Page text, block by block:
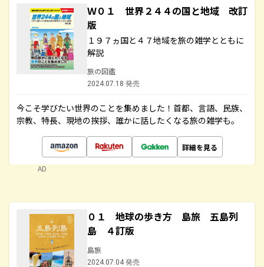
Ｗ０１ 世界２４４の国と地域 改訂
版
１９７ヵ国と４７地域を旅の雑学とともに
解説
旅の図鑑
2024.07.18 発売
今こそ学びたい世界のことを集めました！首都、言語、民族、
宗教、特長、現地の挨拶、誰かに話したくなる旅の雑学も。
詳細を見る
AD
０１ 地球の歩き方 島旅 五島列
島 ４訂版
島旅
2024.07.04 発売